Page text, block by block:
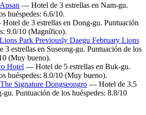
— Hotel de 3 estrellas en Nam-gu.
huéspedes: 6.6/10.
de 3 estrellas en Dong-gu. Puntuación
9.0/10 (Magnífico).
Park Previously Daegu February Lions
estrellas en Suseong-gu. Puntuación de los
(Muy bueno).
Hotel — Hotel de 5 estrellas en Buk-gu.
huéspedes: 8.0/10 (Muy bueno).
Signature Dongseongro — Hotel de 3.5
gu. Puntuación de los huéspedes: 8.8/10